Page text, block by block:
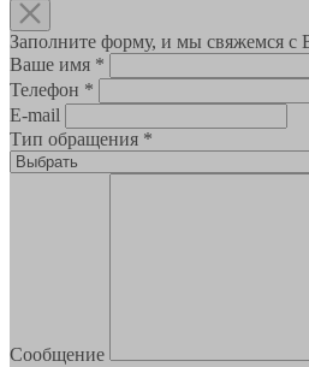
Заполните форму, и мы свяжемся
Ваше имя *
Телефон *
E-mail
Тип обращения *
Сообщение